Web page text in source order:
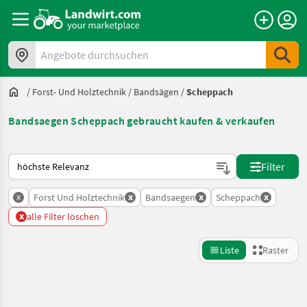
Angebote durchsuchen
/ Forst- Und Holztechnik / Bandsägen /Scheppach
Bandsaegen Scheppach gebraucht kaufen & verkaufen
So wird auf Landwirt.com sortiert
Filter
x Forst Und Holztechnik x Bandsaegen x Scheppach x
x alle Filter löschen
Liste Raster